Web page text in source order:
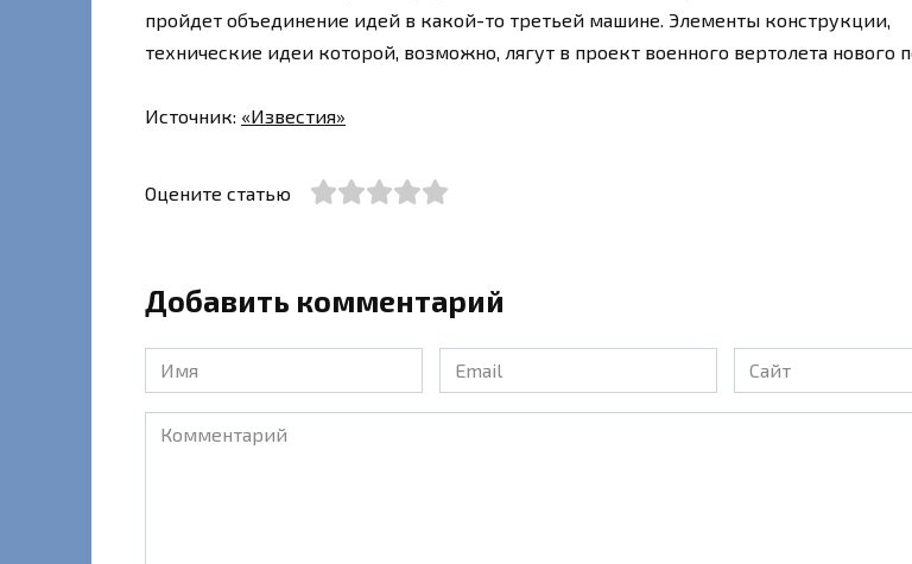
пройдет объединение идей в какой-то третьей машине. Элементы конструкции,
технические идеи которой, возможно, лягут в проект военного вертолета нового
Источник: «Известия»
Оцените статью
Добавить комментарий
Имя
*
Email
*
Сайт
Комментарий